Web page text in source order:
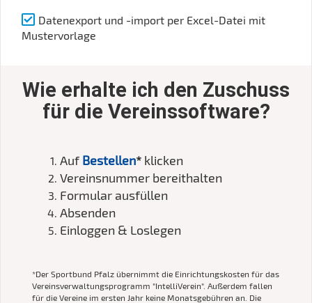
Datenexport und -import per Excel-Datei mit
Mustervorlage
Wie erhalte ich den Zuschuss
für die Vereinssoftware?
Auf Bestellen* klicken
Vereinsnummer bereithalten
Formular ausfüllen
Absenden
Einloggen & Loslegen
*Der Sportbund Pfalz übernimmt die Einrichtungskosten für das
Vereinsverwaltungsprogramm "IntelliVerein". Außerdem fallen
für die Vereine im ersten Jahr keine Monatsgebühren an. Die